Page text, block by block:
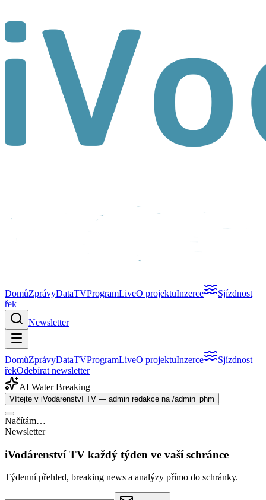
DomůZprávyDataTVProgramLiveO projektuInzerce
Sjízdnost
řek
Newsletter
DomůZprávyDataTVProgramLiveO projektuInzerce
Sjízdnost
řekOdebírat newsletter
AI Water Breaking
Vítejte v iVodárenství TV — admin redakce na /admin_phm
Načítám…
Newsletter
iVodárenství TV každý týden ve vaší schránce
Týdenní přehled, breaking news a analýzy přímo do schránky.